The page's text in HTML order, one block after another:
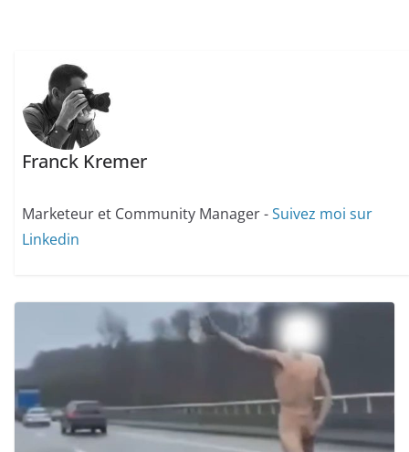
Franck Kremer
Marketeur et Community Manager -Suivez moi sur
Linkedin